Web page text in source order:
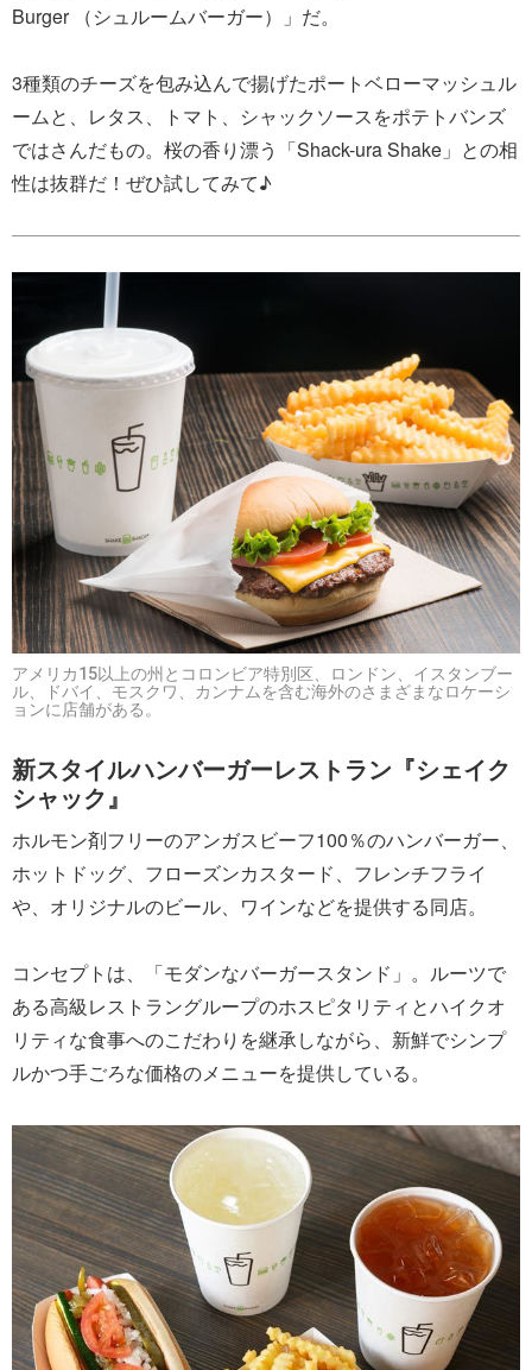
Burger （シュルームバーガー）」だ。
3種類のチーズを包み込んで揚げたポートベローマッシュル
ームと、レタス、トマト、シャックソースをポテトバンズ
ではさんだもの。桜の香り漂う「Shack-ura Shake」との相
性は抜群だ！ぜひ試してみて♪
アメリカ15以上の州とコロンビア特別区、ロンドン、イスタンブー
ル、ドバイ、モスクワ、カンナムを含む海外のさまざまなロケーシ
ョンに店舗がある。
新スタイルハンバーガーレストラン『シェイク
シャック』
ホルモン剤フリーのアンガスビーフ100％のハンバーガー、
ホットドッグ、フローズンカスタード、フレンチフライ
や、オリジナルのビール、ワインなどを提供する同店。
コンセプトは、「モダンなバーガースタンド」。ルーツで
ある高級レストラングループのホスピタリティとハイクオ
リティな食事へのこだわりを継承しながら、新鮮でシンプ
ルかつ手ごろな価格のメニューを提供している。